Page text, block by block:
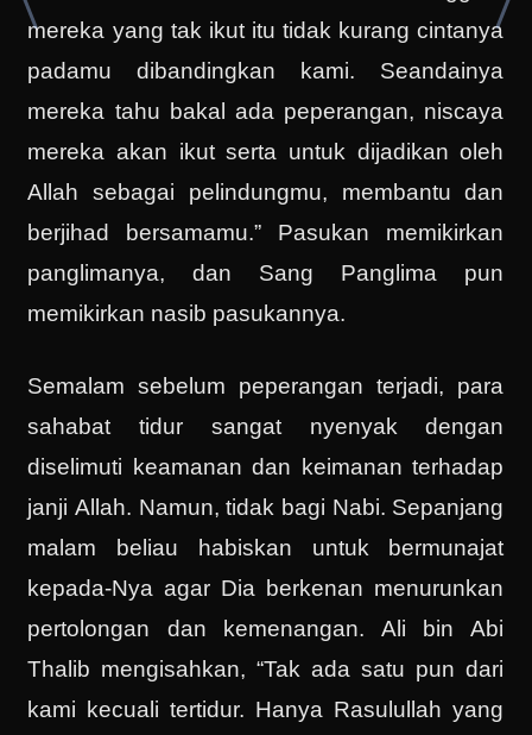
mereka yang tak ikut itu tidak kurang cintanya
padamu dibandingkan kami. Seandainya
mereka tahu bakal ada peperangan, niscaya
mereka akan ikut serta untuk dijadikan oleh
Allah sebagai pelindungmu, membantu dan
berjihad bersamamu.” Pasukan memikirkan
panglimanya, dan Sang Panglima pun
memikirkan nasib pasukannya.
Semalam sebelum peperangan terjadi, para
sahabat tidur sangat nyenyak dengan
diselimuti keamanan dan keimanan terhadap
janji Allah. Namun, tidak bagi Nabi. Sepanjang
malam beliau habiskan untuk bermunajat
kepada-Nya agar Dia berkenan menurunkan
pertolongan dan kemenangan. Ali bin Abi
Thalib mengisahkan, “Tak ada satu pun dari
kami kecuali tertidur. Hanya Rasulullah yang